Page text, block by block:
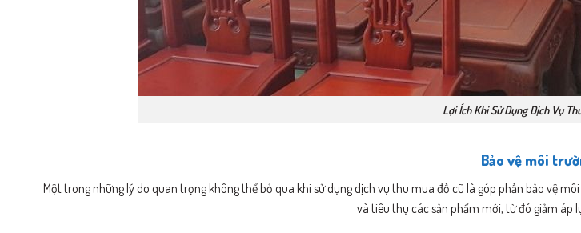
Lợi Ích Khi Sử Dụng Dịch Vụ
Bảo vệ môi
Một trong những lý do quan trọng không thể bỏ qua khi sử dụng dịch vụ thu mua đồ cũ là góp phần bảo vệ
và tiêu thụ các sản phẩm mới, từ đó giảm áp